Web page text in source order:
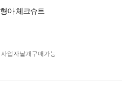
형아 체크슈트
사업자 낱개구매가능